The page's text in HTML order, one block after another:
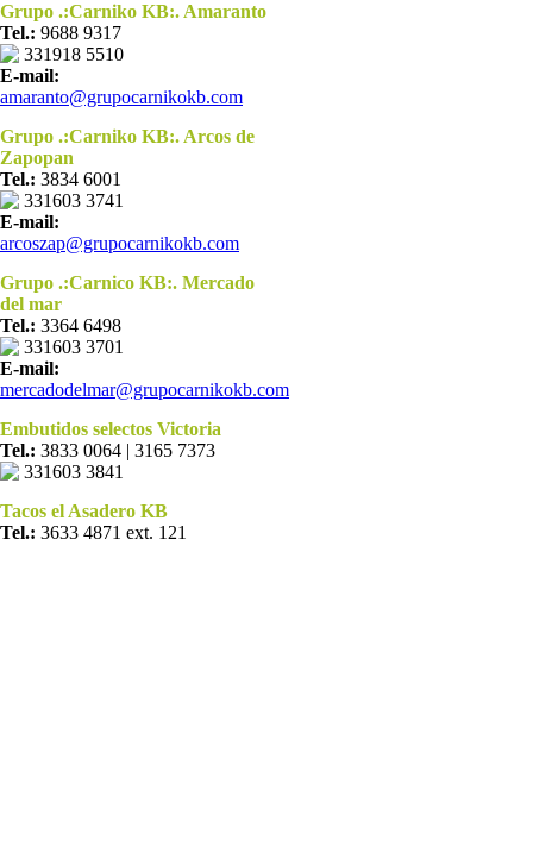
Grupo .:Carniko KB:. Amaranto
Tel.: 9688 9317
331918 5510
E-mail:
amaranto@grupocarnikokb.com
Grupo .:Carniko KB:. Arcos de
Zapopan
Tel.: 3834 6001
331603 3741
E-mail:
arcoszap@grupocarnikokb.com
Grupo .:Carnico KB:. Mercado
del mar
Tel.: 3364 6498
331603 3701
E-mail:
mercadodelmar@grupocarnikokb.com
Embutidos selectos Victoria
Tel.: 3833 0064 | 3165 7373
331603 3841
Tacos el Asadero KB
Tel.: 3633 4871 ext. 121